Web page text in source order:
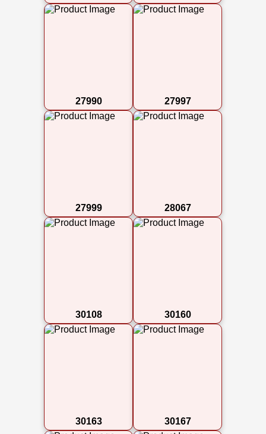
27990 27997
27999 28067
30108 30160
30163 30167